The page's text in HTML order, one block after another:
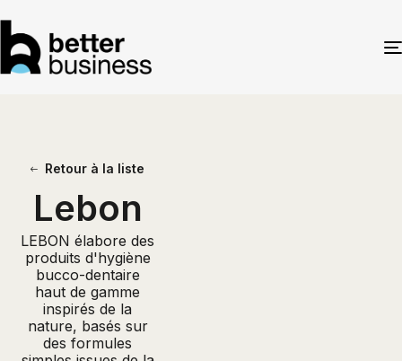
Retour à la liste
Lebon
LEBON élabore des
produits d'hygiène
bucco-dentaire
haut de gamme
inspirés de la
nature, basés sur
des formules